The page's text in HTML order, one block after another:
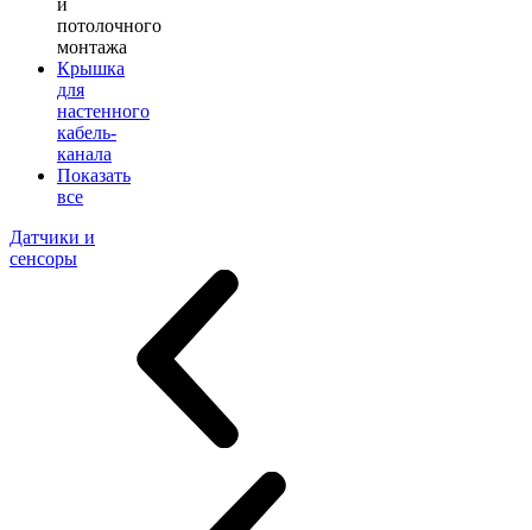
и
потолочного
монтажа
Крышка
для
настенного
кабель-
канала
Показать
все
Датчики и
сенсоры